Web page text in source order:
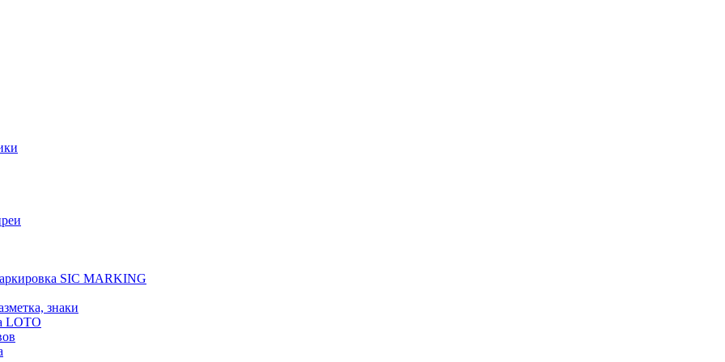
SIC MARKING
знаки
LOTO